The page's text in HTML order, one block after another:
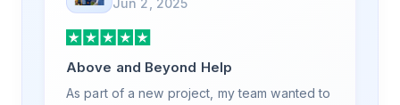
you.
Above and Beyond Help
As part of a new project, my team wanted to